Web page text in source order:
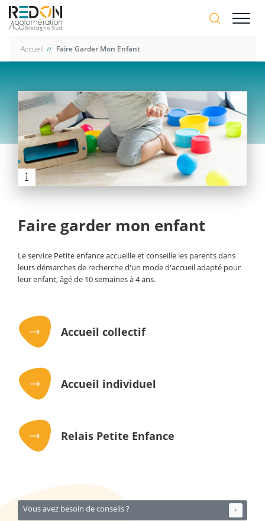
Aller
contenu
Accueil Faire Garder Mon Enfant
Faire garder mon enfant
Le service Petite enfance accueille et conseille les parents dans
leurs démarches de recherche d'un mode d'accueil adapté pour
leur enfant, âgé de 10 semaines à 4 ans.
Accueil collectif
Accueil individuel
Relais Petite Enfance
Vous avez besoin de conseils ? +